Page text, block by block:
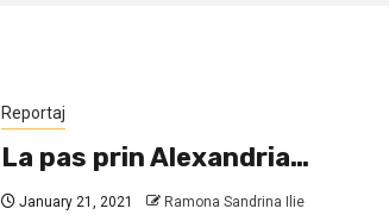
Reportaj
La pas prin Alexandria…
January 21, 2021 Ramona Sandrina Ilie